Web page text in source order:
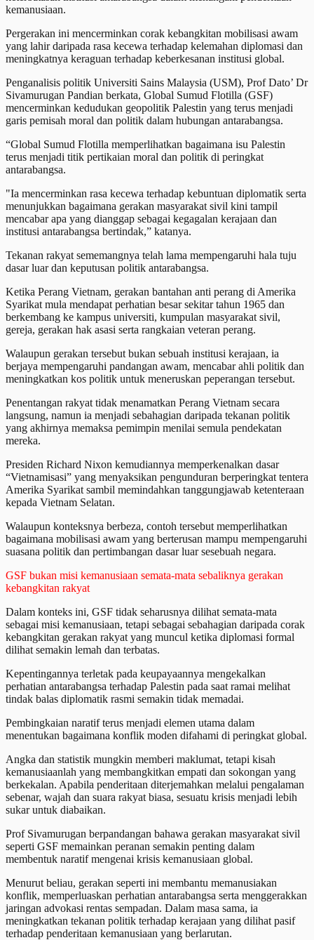
kemanusiaan.
Pergerakan ini mencerminkan corak kebangkitan mobilisasi awam
yang lahir daripada rasa kecewa terhadap kelemahan diplomasi dan
meningkatnya keraguan terhadap keberkesanan institusi global.
Penganalisis politik Universiti Sains Malaysia (USM), Prof Dato’ Dr
Sivamurugan Pandian berkata, Global Sumud Flotilla (GSF)
mencerminkan kedudukan geopolitik Palestin yang terus menjadi
garis pemisah moral dan politik dalam hubungan antarabangsa.
“Global Sumud Flotilla memperlihatkan bagaimana isu Palestin
terus menjadi titik pertikaian moral dan politik di peringkat
antarabangsa.
"Ia mencerminkan rasa kecewa terhadap kebuntuan diplomatik serta
menunjukkan bagaimana gerakan masyarakat sivil kini tampil
mencabar apa yang dianggap sebagai kegagalan kerajaan dan
institusi antarabangsa bertindak,” katanya.
Tekanan rakyat sememangnya telah lama mempengaruhi hala tuju
dasar luar dan keputusan politik antarabangsa.
Ketika Perang Vietnam, gerakan bantahan anti perang di Amerika
Syarikat mula mendapat perhatian besar sekitar tahun 1965 dan
berkembang ke kampus universiti, kumpulan masyarakat sivil,
gereja, gerakan hak asasi serta rangkaian veteran perang.
Walaupun gerakan tersebut bukan sebuah institusi kerajaan, ia
berjaya mempengaruhi pandangan awam, mencabar ahli politik dan
meningkatkan kos politik untuk meneruskan peperangan tersebut.
Penentangan rakyat tidak menamatkan Perang Vietnam secara
langsung, namun ia menjadi sebahagian daripada tekanan politik
yang akhirnya memaksa pemimpin menilai semula pendekatan
mereka.
Presiden Richard Nixon kemudiannya memperkenalkan dasar
“Vietnamisasi” yang menyaksikan pengunduran berperingkat tentera
Amerika Syarikat sambil memindahkan tanggungjawab ketenteraan
kepada Vietnam Selatan.
Walaupun konteksnya berbeza, contoh tersebut memperlihatkan
bagaimana mobilisasi awam yang berterusan mampu mempengaruhi
suasana politik dan pertimbangan dasar luar sesebuah negara.
GSF bukan misi kemanusiaan semata-mata sebaliknya gerakan
kebangkitan rakyat
Dalam konteks ini, GSF tidak seharusnya dilihat semata-mata
sebagai misi kemanusiaan, tetapi sebagai sebahagian daripada corak
kebangkitan gerakan rakyat yang muncul ketika diplomasi formal
dilihat semakin lemah dan terbatas.
Kepentingannya terletak pada keupayaannya mengekalkan
perhatian antarabangsa terhadap Palestin pada saat ramai melihat
tindak balas diplomatik rasmi semakin tidak memadai.
Pembingkaian naratif terus menjadi elemen utama dalam
menentukan bagaimana konflik moden difahami di peringkat global.
Angka dan statistik mungkin memberi maklumat, tetapi kisah
kemanusiaanlah yang membangkitkan empati dan sokongan yang
berkekalan. Apabila penderitaan diterjemahkan melalui pengalaman
sebenar, wajah dan suara rakyat biasa, sesuatu krisis menjadi lebih
sukar untuk diabaikan.
Prof Sivamurugan berpandangan bahawa gerakan masyarakat sivil
seperti GSF memainkan peranan semakin penting dalam
membentuk naratif mengenai krisis kemanusiaan global.
Menurut beliau, gerakan seperti ini membantu memanusiakan
konflik, memperluaskan perhatian antarabangsa serta menggerakkan
jaringan advokasi rentas sempadan. Dalam masa sama, ia
meningkatkan tekanan politik terhadap kerajaan yang dilihat pasif
terhadap penderitaan kemanusiaan yang berlarutan.